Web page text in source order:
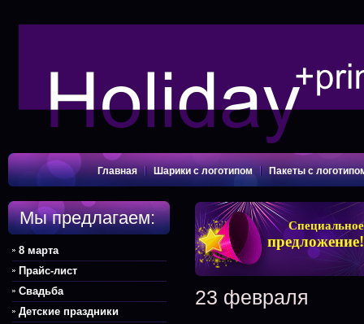
Главная Шарики с логотипом Пакеты с
Мы предлагаем:
8 марта
Прайс-лист
Свадьба
Детские праздники
Специальное
предложение!
23 февраля